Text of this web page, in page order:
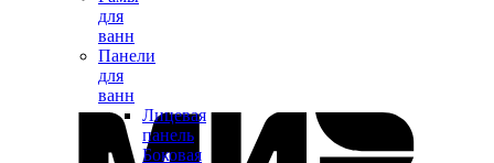
для
ванн
Панели
для
ванн
Лицевая
панель
Боковая